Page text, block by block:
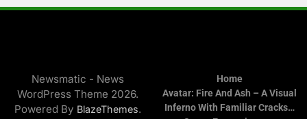
Newsmatic - News
WordPress Theme 2026.
Powered By BlazeThemes.
Home
Avatar: Fire And Ash – A Visual
Inferno With Familiar Cracks…